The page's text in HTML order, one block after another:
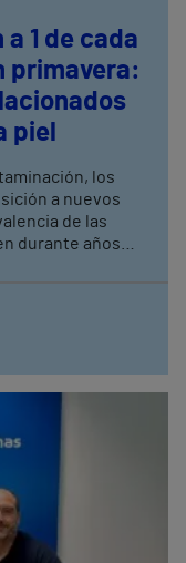
1 de cada
primavera:
piel
los
a nuevos
de las